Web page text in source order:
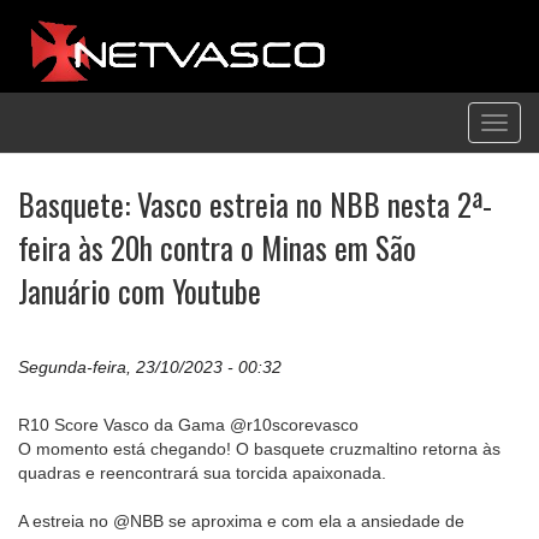
Basquete: Vasco estreia no NBB nesta 2ª-
feira às 20h contra o Minas em São
Januário com Youtube
Segunda-feira, 23/10/2023 - 00:32
R10 Score Vasco da Gama @r10scorevasco
O momento está chegando! O basquete cruzmaltino retorna às
quadras e reencontrará sua torcida apaixonada.
A estreia no @NBB se aproxima e com ela a ansiedade de